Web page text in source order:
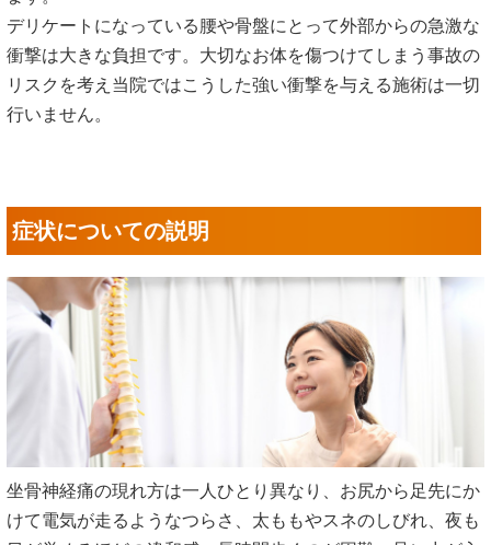
デリケートになっている腰や骨盤にとって外部からの急激な
衝撃は大きな負担です。大切なお体を傷つけてしまう事故の
リスクを考え当院ではこうした強い衝撃を与える施術は一切
行いません。
症状についての説明
坐骨神経痛の現れ方は一人ひとり異なり、お尻から足先にか
けて電気が走るようなつらさ、太ももやスネのしびれ、夜も